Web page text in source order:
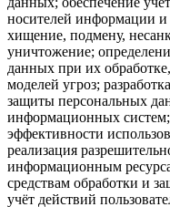
носителей информации
хищение, подмену,
уничтожение;
данных при их
моделей угроз;
защиты персональных
информационных систем;
эффективности
реализация
информационным
средствам обработки и
учёт действий